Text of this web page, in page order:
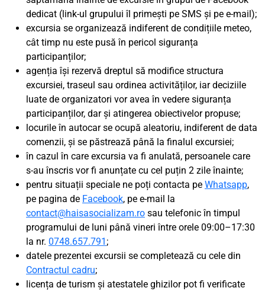
dedicat (link-ul grupului îl primești pe SMS și pe e-mail);
excursia se organizează indiferent de condițiile meteo,
cât timp nu este pusă în pericol siguranța
participanților;
agenția își rezervă dreptul să modifice structura
excursiei, traseul sau ordinea activităților, iar deciziile
luate de organizatori vor avea în vedere siguranța
participanților, dar și atingerea obiectivelor propuse;
locurile în autocar se ocupă aleatoriu, indiferent de data
comenzii, și se păstrează până la finalul excursiei;
în cazul în care excursia va fi anulată, persoanele care
s-au înscris vor fi anunțate cu cel puțin 2 zile înainte;
pentru situații speciale ne poți contacta pe Whatsapp,
pe pagina de Facebook, pe e-mail la
contact@haisasocializam.ro sau telefonic în timpul
programului de luni până vineri între orele 09:00–17:30
la nr. 0748.657.791 ;
datele prezentei excursii se completează cu cele din
Contractul cadru;
licența de turism și atestatele ghizilor pot fi verificate